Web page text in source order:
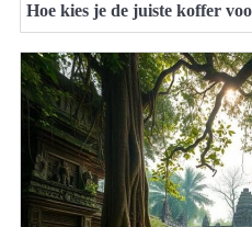
Hoe kies je de juiste koffer